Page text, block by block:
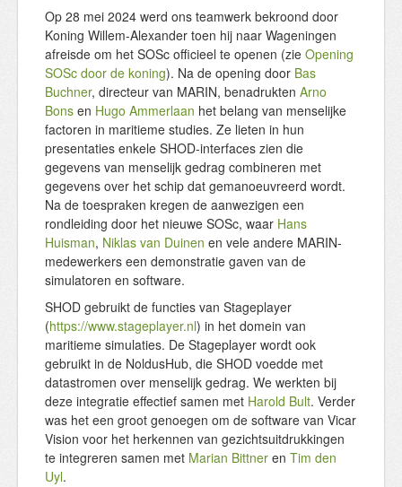
Op 28 mei 2024 werd ons teamwerk bekroond door
Koning Willem-Alexander toen hij naar Wageningen
afreisde om het SOSc officieel te openen (zie Opening
SOSc door de koning). Na de opening door Bas
Buchner, directeur van MARIN, benadrukten Arno
Bons en Hugo Ammerlaan het belang van menselijke
factoren in maritieme studies. Ze lieten in hun
presentaties enkele SHOD-interfaces zien die
gegevens van menselijk gedrag combineren met
gegevens over het schip dat gemanoeuvreerd wordt.
Na de toespraken kregen de aanwezigen een
rondleiding door het nieuwe SOSc, waar Hans
Huisman, Niklas van Duinen en vele andere MARIN-
medewerkers een demonstratie gaven van de
simulatoren en software.
SHOD gebruikt de functies van Stageplayer
(https://www.stageplayer.nl) in het domein van
maritieme simulaties. De Stageplayer wordt ook
gebruikt in de NoldusHub, die SHOD voedde met
datastromen over menselijk gedrag. We werkten bij
deze integratie effectief samen met Harold Bult. Verder
was het een groot genoegen om de software van Vicar
Vision voor het herkennen van gezichtsuitdrukkingen
te integreren samen met Marian Bittner en Tim den
Uyl.